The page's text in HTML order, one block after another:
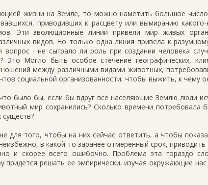
жизни на Земле, то можно наметить большое
приводивших к расцвету или вымиранию какого-
Эти эволюционные линии привели мир живых
видов. Но только одна линия привела к
вопрос - не сыграло ли роль при создании человека
Это Могло быть особое стечение географических,
между различными видами животных,
социальной организованности, чтобы выжить, к чему
было бы, если бы вдруг все населяющие Землю люди
мир сохранились? Сколько времени потребовала
существ?
для того, чтобы на них сейчас ответить, а чтобы
в какой-то заранее отмеренный срок,
и скорее всего ошибочно. Проблема эта гораздо
придется решать ее эмпирически, изучая окружающие